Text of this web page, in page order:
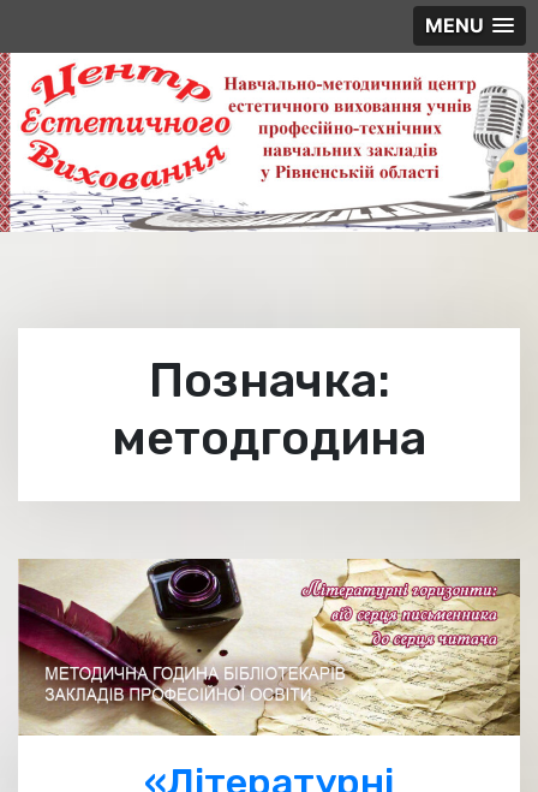
MENU
Skip
to
content
Позначка:
методгодина
«Літературні